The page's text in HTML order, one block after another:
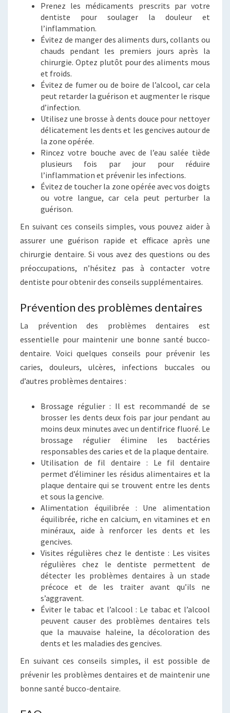
Prenez les médicaments prescrits par votre
dentiste pour soulager la douleur et
l’inflammation.
Évitez de manger des aliments durs, collants ou
chauds pendant les premiers jours après la
chirurgie. Optez plutôt pour des aliments mous
et froids.
Évitez de fumer ou de boire de l’alcool, car cela
peut retarder la guérison et augmenter le risque
d’infection.
Utilisez une brosse à dents douce pour nettoyer
délicatement les dents et les gencives autour de
la zone opérée.
Rincez votre bouche avec de l’eau salée tiède
plusieurs fois par jour pour réduire
l’inflammation et prévenir les infections.
Évitez de toucher la zone opérée avec vos doigts
ou votre langue, car cela peut perturber la
guérison.
En suivant ces conseils simples, vous pouvez aider à
assurer une guérison rapide et efficace après une
chirurgie dentaire. Si vous avez des questions ou des
préoccupations, n’hésitez pas à contacter votre
dentiste pour obtenir des conseils supplémentaires.
Prévention des problèmes dentaires
La prévention des problèmes dentaires est
essentielle pour maintenir une bonne santé bucco-
dentaire. Voici quelques conseils pour prévenir les
caries, douleurs, ulcères, infections buccales ou
d’autres problèmes dentaires :
Brossage régulier : Il est recommandé de se
brosser les dents deux fois par jour pendant au
moins deux minutes avec un dentifrice fluoré. Le
brossage régulier élimine les bactéries
responsables des caries et de la plaque dentaire.
Utilisation de fil dentaire : Le fil dentaire
permet d’éliminer les résidus alimentaires et la
plaque dentaire qui se trouvent entre les dents
et sous la gencive.
Alimentation équilibrée : Une alimentation
équilibrée, riche en calcium, en vitamines et en
minéraux, aide à renforcer les dents et les
gencives.
Visites régulières chez le dentiste : Les visites
régulières chez le dentiste permettent de
détecter les problèmes dentaires à un stade
précoce et de les traiter avant qu’ils ne
s’aggravent.
Éviter le tabac et l’alcool : Le tabac et l’alcool
peuvent causer des problèmes dentaires tels
que la mauvaise haleine, la décoloration des
dents et les maladies des gencives.
En suivant ces conseils simples, il est possible de
prévenir les problèmes dentaires et de maintenir une
bonne santé bucco-dentaire.